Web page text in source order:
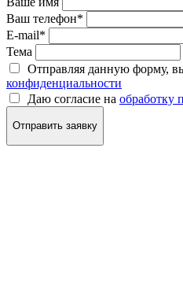
Ваш телефон*
E-mail*
Тема
Отправляя данную форму,
конфиденциальности
Даю согласие на обработку
Отправить заявку